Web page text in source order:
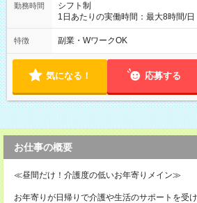
勤務時間
シフト制
1日あたりの実働時間：最大8時間/
時30分／週3勤務～ 上記時間帯で、以下条件で勤務可能な方 ・
土日どちらか勤務可能な方 ・年末年
特徴 副業・WワークOK
気になる！ 応募する
お仕事の概要
≪昼間だけ！介護度の低いお年寄りメイン≫
お年寄りが日帰りで介護や生活のサポートを受